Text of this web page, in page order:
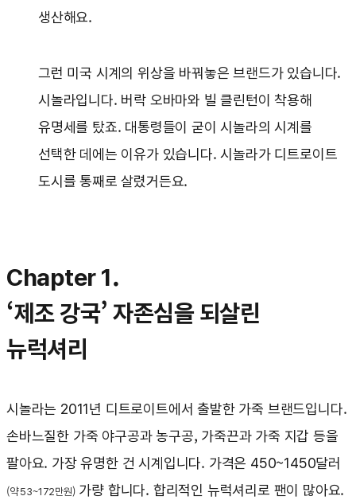
생산해요.
그런 미국 시계의 위상을 바꿔놓은 브랜드가 있습니다.
시놀라입니다. 버락 오바마와 빌 클린턴이 착용해
유명세를 탔죠. 대통령들이 굳이 시놀라의 시계를
선택한 데에는 이유가 있습니다. 시놀라가 디트로이트
도시를 통째로 살렸거든요.
Chapter 1.
‘제조 강국’ 자존심을 되살린
뉴럭셔리
시놀라는 2011년 디트로이트에서 출발한 가죽 브랜드입니다.
손바느질한 가죽 야구공과 농구공, 가죽끈과 가죽 지갑 등을
팔아요. 가장 유명한 건 시계입니다. 가격은 450~1450달러
(약 53~172만원)가량 합니다. 합리적인 뉴럭셔리로 팬이 많아요.